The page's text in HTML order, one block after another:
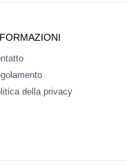
della privacy